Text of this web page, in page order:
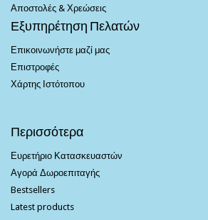
Αποστολές & Χρεώσεις
Εξυπηρέτηση Πελατών
Επικοινωνήστε μαζί μας
Επιστροφές
Χάρτης Ιστότοπου
Περισσότερα
Ευρετήριο Κατασκευαστών
Αγορά Δωροεπιταγής
Bestsellers
Latest products